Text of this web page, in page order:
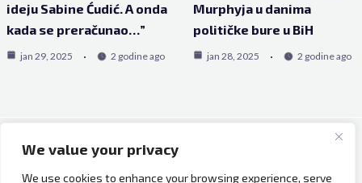
We value your privacy
We use cookies to enhance your browsing experience, serve
ideju Sabine Ćudić. A onda
kada se preračunao…”
jan 29, 2025 2 godine ago
Murphyja u danima
političke bure u BiH
jan 28, 2025 2 godine ago
Copyright © 2026 Bh Dijaspora.